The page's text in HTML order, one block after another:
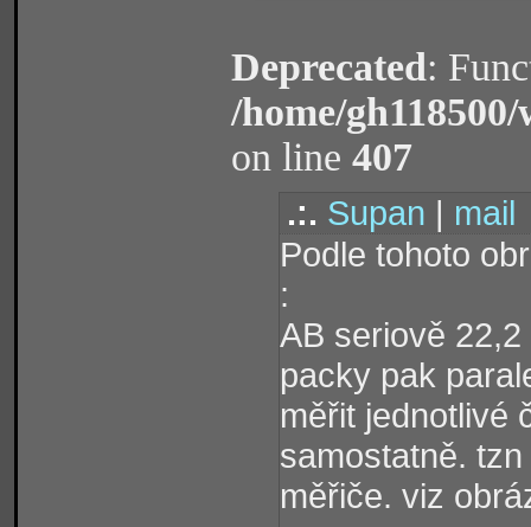
Deprecated:
/home/
on line 407
.:. Supan | mail
Podle tohoto
:
AB seriově
packy pak
měřit jednotlivé
samostatně.
měřiče. viz